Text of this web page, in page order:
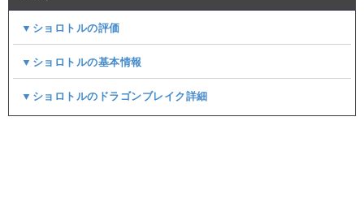
▼ショロトルの評価
▼ショロトルの基本情報
▼ショロトルのドラゴンブレイク詳細